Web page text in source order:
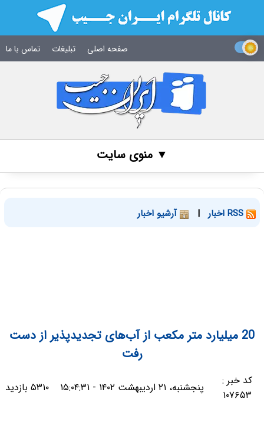
صفحه اصلی تبلیغات تماس با ما
▼ منوی سایت
| آرشیو اخبار
20 میلیارد متر مکعب از آب‌های تجدیدپذیر از دست
رفت
کد خبر :
۱۰۷۶۵۳
پنجشنبه، ۲۱ اردیبهشت ۱۴۰۲ - ۱۵:۰۴:۳۱ ۵۳۱۰ بازدید